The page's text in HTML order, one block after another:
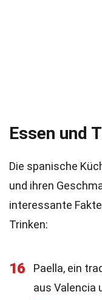
Essen und
Die spanische
und ihren
interessante
Trinken:
16
Paella, ein
aus Valencia